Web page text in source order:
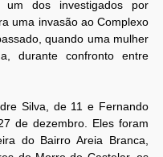
um dos investigados por
uma invasão ao Complexo
quando uma mulher
durante confronto entre
Silva, de 11 e Fernando
de dezembro. Eles foram
do Bairro Areia Branca,